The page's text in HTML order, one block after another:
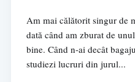
Am mai călătorit singur de
dată când am zburat de
bine. Când n-ai decât
studiezi lucruri din jurul...